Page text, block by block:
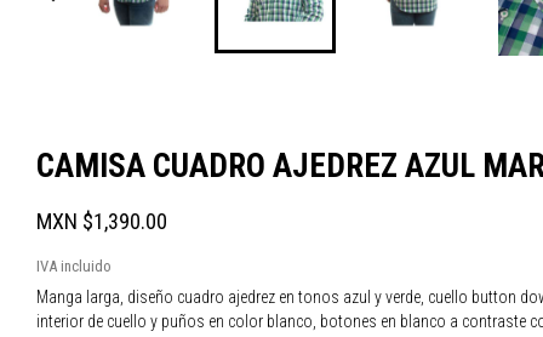
CAMISA CUADRO AJEDREZ AZUL
MXN $1,390.00
IVA incluido
Manga larga, diseño cuadro ajedrez en tonos azul y verde, cuello button
interior de cuello y puños en color blanco, botones en blanco a contraste